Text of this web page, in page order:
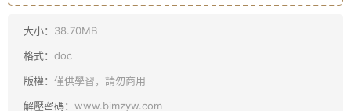
大小： 38.70MB
格式： doc
版權： 僅供學習，請勿商用
解壓密碼： www.bimzyw.com